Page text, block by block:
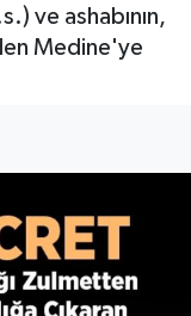
ve ashabının,
Medine'ye